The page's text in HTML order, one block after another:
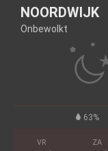
NOORDWIJK
Onbewolkt
63%
VR ZA